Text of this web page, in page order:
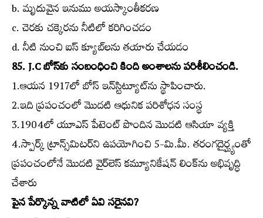
b. మృదువైన ఇనుము అయస్కాంతీకరణ
c. చెరకు చక్కెరను నీటిలో కరిగించడం
d. నీటి నుంచి ఐస్‌ క్యూబ్‌లను తయారు చేయడం
85. J.C బోస్‌కు సంబంధించి కింది అంశాలను పరిశీలించండి.
1.ఆయన 1917లో బోస్‌ ఇన్‌స్టిట్యూట్‌ను స్థాపించారు.
2.ఇది ప్రపంచంలో మొదటి ఆధునిక పరిశోధన సంస్థ
3.1904లో యూఎస్‌ పేటెంట్‌ పొందిన మొదటి ఆసియా వ్యక్తి
4.స్పార్క్‌ ట్రాన్స్‌మిటర్‌ని ఉపయోగించి 5-మి.మీ. తరంగదైర్ఘ్యంతో
ప్రపంచంలోనే మొదటి వైర్‌లెస్‌ కమ్యూనికేషన్‌ లింక్‌ను అభివృద్ధి
చేశారు
పైన పేర్కొన్న వాటిలో ఏవి సరైనవి?